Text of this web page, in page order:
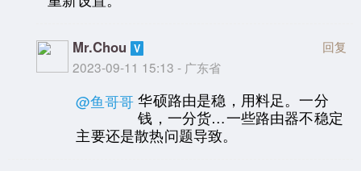
Mr.Chou
2023-09-11 15:13 - 广东省
回复
@鱼哥哥 华硕路由是稳，用料足。一分
钱，一分货…一些路由器不稳定
主要还是散热问题导致。